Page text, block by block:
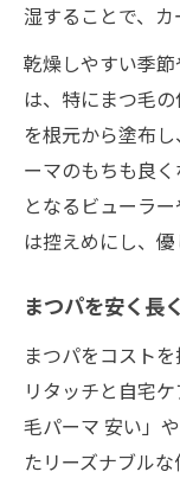
湿することで、カ
乾燥しやすい季
は、特にまつ毛
を根元から塗布
ーマのもちも良
となるビューラ
は控えめにし、優
まつパを安く長
まつパをコスト
リタッチと自宅
毛パーマ 安い」
たリーズナブル